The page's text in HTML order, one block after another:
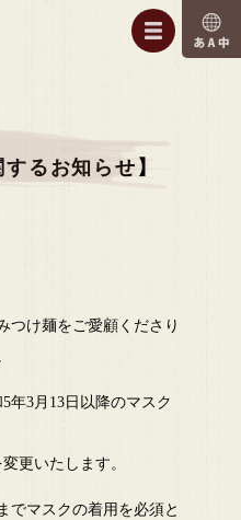
るお知らせ】
つけ麺をご愛顧くださり
年3月13日以降のマスク
更いたします。
でマスクの着用を必須と